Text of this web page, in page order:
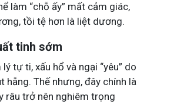
làm “chỗ ấy” mất cảm giác,
tồi tệ hơn là liệt dương.
tinh sớm
tự ti, xấu hổ và ngại “yêu” do
Thế nhưng, đây chính là
râu trở nên nghiêm trọng